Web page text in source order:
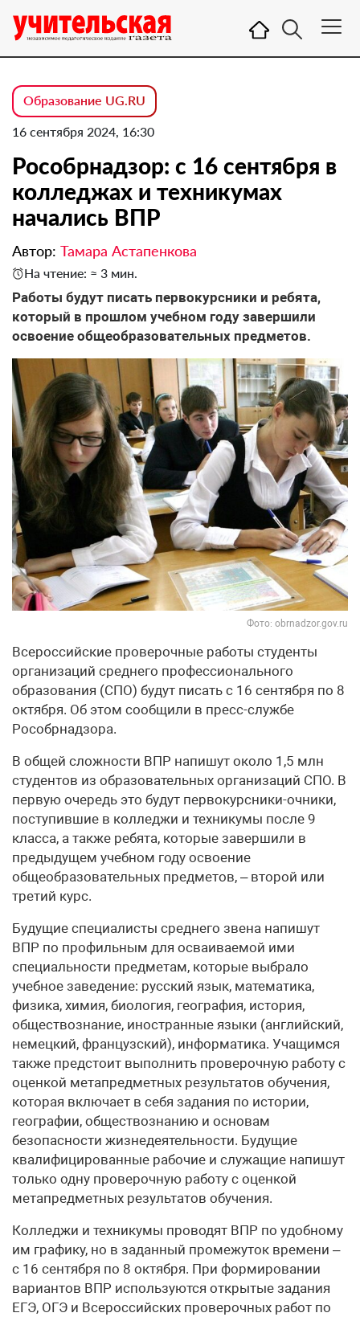
Образование UG.RU
16 сентября 2024, 16:30
Рособрнадзор: с 16 сентября в
колледжах и техникумах
начались ВПР
Автор: Тамара Астапенкова
На чтение: ≈ 3 мин.
Работы будут писать первокурсники и ребята,
который в прошлом учебном году завершили
освоение общеобразовательных предметов.
Фото: obrnadzor.gov.ru
Всероссийские проверочные работы студенты
организаций среднего профессионального
образования (СПО) будут писать с 16 сентября по 8
октября. Об этом сообщили в пресс-службе
Рособрнадзора.
В общей сложности ВПР напишут около 1,5 млн
студентов из образовательных организаций СПО. В
первую очередь это будут первокурсники-очники,
поступившие в колледжи и техникумы после 9
класса, а также ребята, которые завершили в
предыдущем учебном году освоение
общеобразовательных предметов, – второй или
третий курс.
Будущие специалисты среднего звена напишут
ВПР по профильным для осваиваемой ими
специальности предметам, которые выбрало
учебное заведение: русский язык, математика,
физика, химия, биология, география, история,
обществознание, иностранные языки (английский,
немецкий, французский), информатика. Учащимся
также предстоит выполнить проверочную работу с
оценкой метапредметных результатов обучения,
которая включает в себя задания по истории,
географии, обществознанию и основам
безопасности жизнедеятельности. Будущие
квалифицированные рабочие и служащие напишут
только одну проверочную работу с оценкой
метапредметных результатов обучения.
Колледжи и техникумы проводят ВПР по удобному
им графику, но в заданный промежуток времени –
с 16 сентября по 8 октября. При формировании
вариантов ВПР используются открытые задания
ЕГЭ, ОГЭ и Всероссийских проверочных работ по